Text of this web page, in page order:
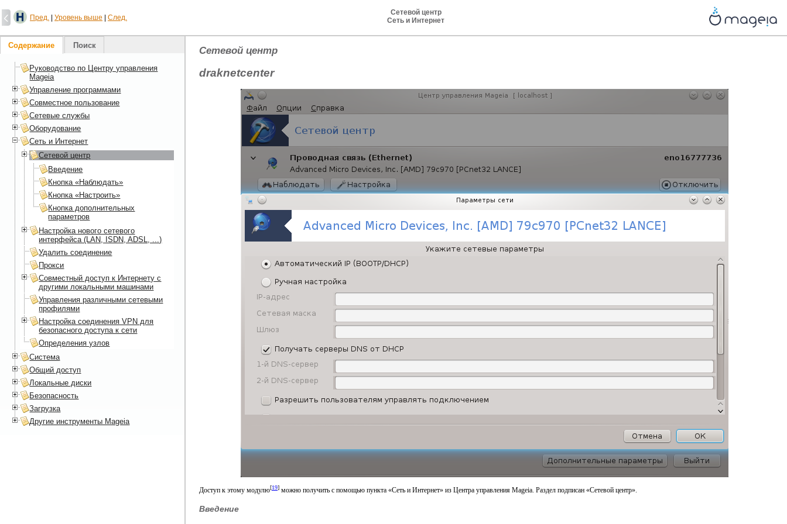
Пред. Уровень выше След.
Сетевой центр
Сеть и Интернет
Сетевой центр
draknetcenter
Доступ к этому модулю[19] можно получить с помощью пункта «Сеть и Интернет» из Центра управления Mageia. Раздел подписан «Сетевой центр».
Введение
Содержание Поиск
Руководство по Центру управления
Mageia
Управление программами
Совместное пользование
Сетевые службы
Оборудование
Сеть и Интернет
Сетевой центр
Введение
Кнопка «Наблюдать»
Кнопка «Настроить»
Кнопка дополнительных
параметров
Настройка нового сетевого
интерфейса (LAN, ISDN, ADSL, ...)
Удалить соединение
Прокси
Совместный доступ к Интернету с
другими локальными машинами
Управления различными сетевыми
профилями
Настройка соединения VPN для
безопасного доступа к сети
Определения узлов
Система
Общий доступ
Локальные диски
Безопасность
Загрузка
Другие инструменты Mageia